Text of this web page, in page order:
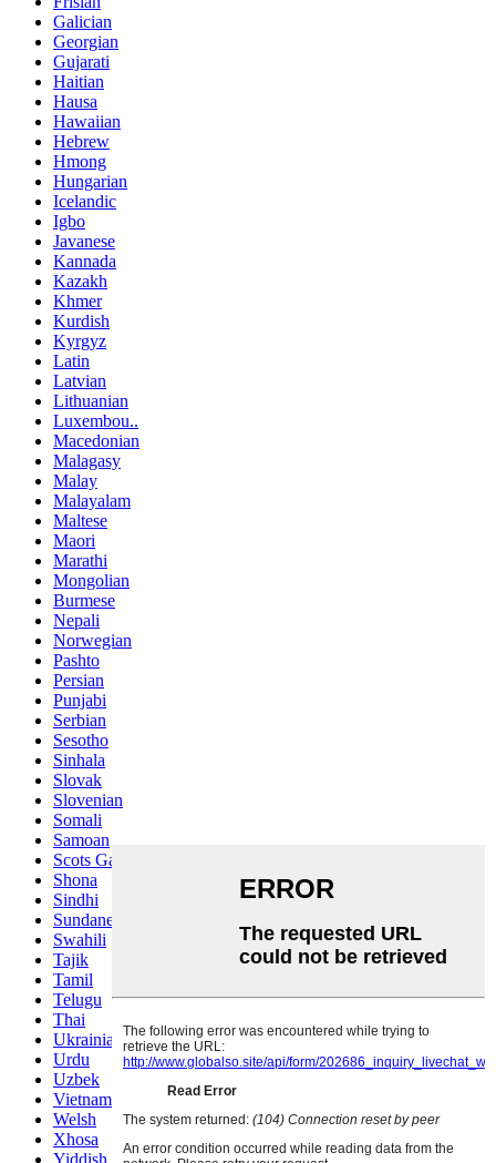
Galician
Georgian
Gujarati
Haitian
Hausa
Hawaiian
Hebrew
Hmong
Hungarian
Icelandic
Igbo
Javanese
Kannada
Kazakh
Khmer
Kurdish
Kyrgyz
Latin
Latvian
Lithuanian
Luxembou..
Macedonian
Malagasy
Malay
Malayalam
Maltese
Maori
Marathi
Mongolian
Burmese
Nepali
Norwegian
Pashto
Persian
Punjabi
Serbian
Sesotho
Sinhala
Slovak
Slovenian
Somali
Samoan
Scots Gaelic
Shona
Sindhi
Sundanese
Swahili
Tajik
Tamil
Telugu
Thai
Ukrainian
Urdu
Uzbek
Vietnamese
Welsh
Xhosa
Yiddish